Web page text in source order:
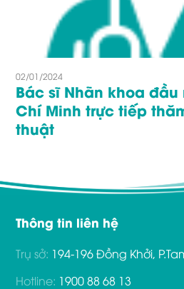
02/01/2024
Bác sĩ Nhãn khoa đầu
Chí Minh trực tiếp
thuật
Thông tin liên hệ
Trụ sở: 194-196 Đồng Khởi,
Hotline: 1900 88 68 13